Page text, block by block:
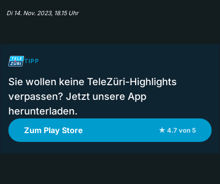
Di 14. Nov. 2023, 18.15 Uhr
TIPP
Sie wollen keine TeleZüri-Highlights
verpassen? Jetzt unsere App
herunterladen.
Zum Play Store ★ 4.7 von 5